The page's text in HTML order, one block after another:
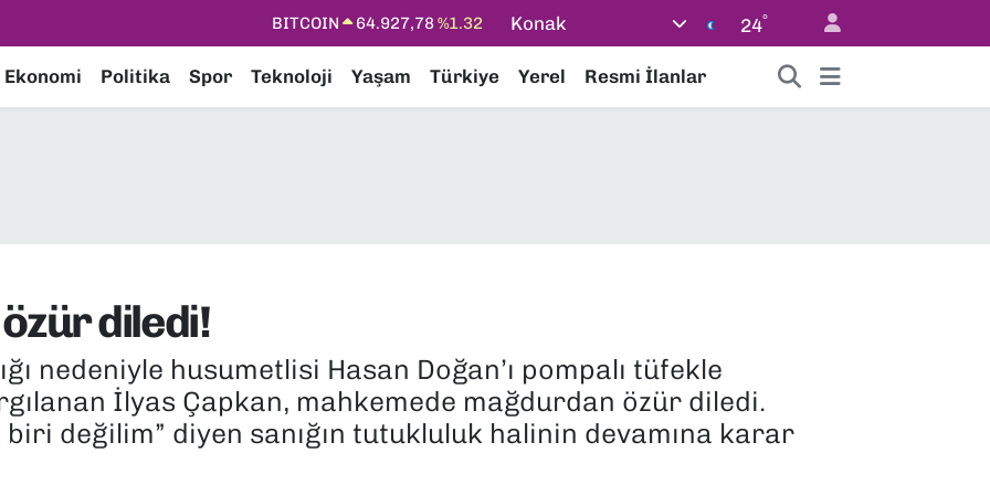
DOLAR
47,5894 %0.08
EURO
55,0398
%-0.02
STERLİN
64,1581%0.16
Konak 24°
Ekonomi Politika Spor Teknoloji Yaşam Türkiye Yerel Resmi İlanlar
diledi!
nedeniyle husumetlisi Hasan Doğan’ı pompalı tüfekle
İlyas Çapkan, mahkemede mağdurdan özür diledi.
değilim” diyen sanığın tutukluluk halinin devamına karar